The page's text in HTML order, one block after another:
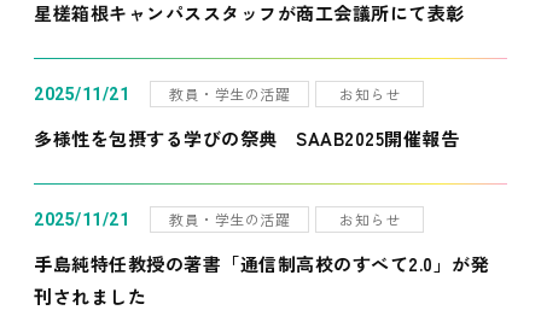
星槎箱根キャンパススタッフが商工会議所にて表彰
2025/11/21 教員・学生の活躍 お知らせ
多様性を包摂する学びの祭典 SAAB2025開催報告
2025/11/21 教員・学生の活躍 お知らせ
手島純特任教授の著書「通信制高校のすべて2.0」が発
刊されました